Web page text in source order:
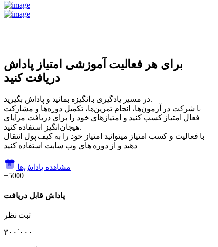
برای هر فعالیت آموزشی امتیاز پاداش
دریافت کنید
در مسیر یادگیری باانگیزه بمانید و پاداش بگیرید.
با شرکت در آزمون‌ها، انجام تمرین‌ها، تکمیل دوره‌ها و مشارکت
فعال امتیاز کسب کنید و امتیازهای خود را برای دریافت مزایای
هیجان‌انگیز استفاده کنید.
با فعالیت و کسب امتیاز میتوانید امتیاز خود را به کیف پول انتقال
دهید و از دوره های وب سایت استفاده کنید
مشاهده پاداش‌ها
+5000
پاداش قابل دریافت
ثبت نظر
۳۰۰٬۰۰۰+